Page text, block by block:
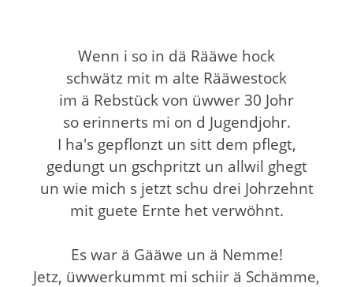
Wenn i so in dä Rääwe hock
schwätz mit m alte Rääwestock
im ä Rebstück von üwwer 30 Johr
so erinnerts mi on d Jugendjohr.
I ha's gepflonzt un sitt dem pflegt,
gedungt un gschpritzt un allwil ghegt
un wie mich s jetzt schu drei Johrzehnt
mit guete Ernte het verwöhnt.
Es war ä Gääwe un ä Nemme!
Jetz, üwwerkummt mi schiir ä Schämme,